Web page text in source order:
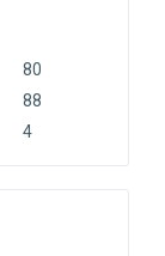
80
88
4